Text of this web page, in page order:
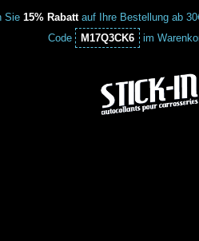
Sie 15% Rabattauf Ihre Bestellung ab
Code
M17Q3CK6 im